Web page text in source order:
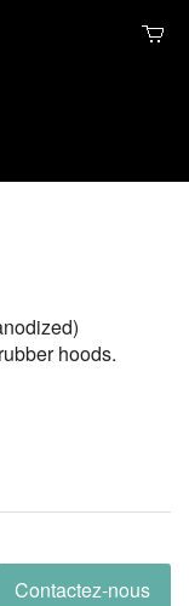
hoods.
Contactez-nous